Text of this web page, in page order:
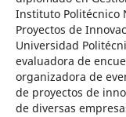
Instituto Politécnico
Proyectos de
Universidad
evaluadora de
organizadora de
de proyectos de
de diversas